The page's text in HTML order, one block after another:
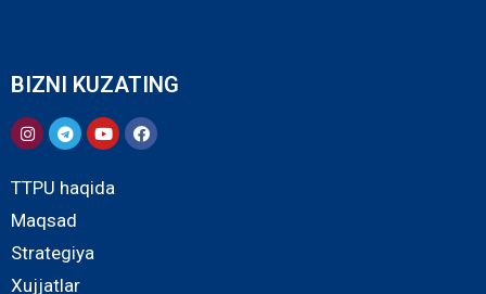
BIZNI KUZATING
TTPU haqida
Maqsad
Strategiya
Xujjatlar